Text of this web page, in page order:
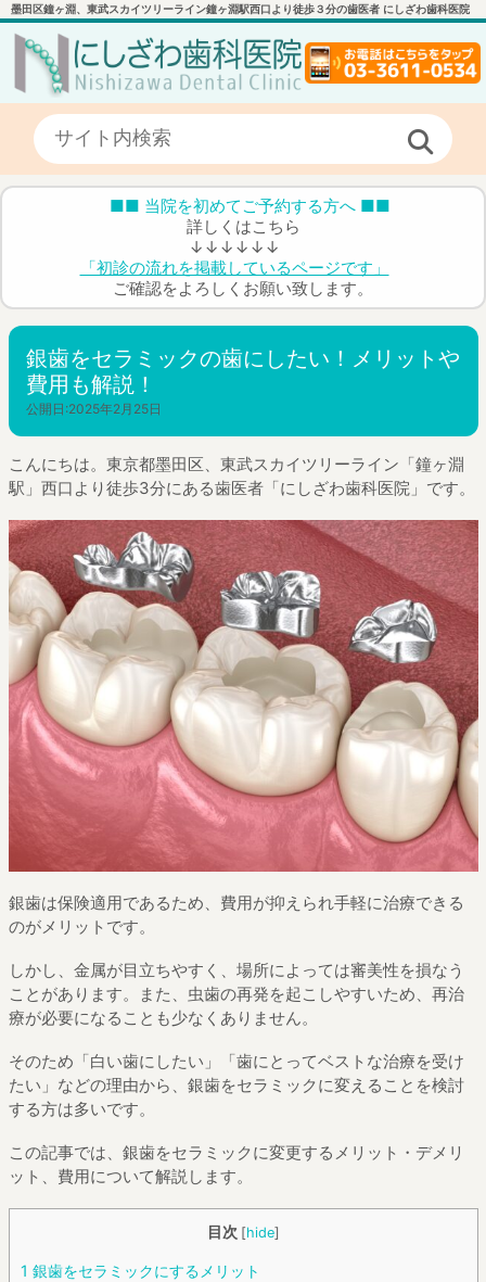
墨田区鐘ヶ淵、東武スカイツリーライン鐘ヶ淵駅西口より徒歩３分の歯医者 にしざわ歯科医院
■■ 当院を初めてご予約する方へ ■■
詳しくはこちら
↓↓↓↓↓↓
「初診の流れを掲載しているページです」
ご確認をよろしくお願い致します。
銀歯をセラミックの歯にしたい！メリットや
費用も解説！
公開日:2025年2月25日
こんにちは。東京都墨田区、東武スカイツリーライン「鐘ヶ淵
駅」西口より徒歩3分にある歯医者「にしざわ歯科医院」です。
銀歯は保険適用であるため、費用が抑えられ手軽に治療できる
のがメリットです。
しかし、金属が目立ちやすく、場所によっては審美性を損なう
ことがあります。また、虫歯の再発を起こしやすいため、再治
療が必要になることも少なくありません。
そのため「白い歯にしたい」「歯にとってベストな治療を受け
たい」などの理由から、銀歯をセラミックに変えることを検討
する方は多いです。
この記事では、銀歯をセラミックに変更するメリット・デメリ
ット、費用について解説します。
目次 [hide]
1 銀歯をセラミックにするメリット